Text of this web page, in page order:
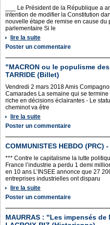
___ Le Président de la République a
intention de modifier la Constitution
nouvelle étape de remise en cause du
parlementaire Si le
lire la suite
Poster un commentaire
"MACRON ou le populisme
TARRIDE (Billet)
Vendredi 2 mars 2018 Amis
Camarades La semaine qui se termine
riche en décisions éclairantes - Le
cheminot va être
lire la suite
Poster un commentaire
COMMUNISTES HEBDO (PRC)
*** Contre le capitalisme la lutte
France l’industrie a perdu 1 demi
en 10 ans L’INSEE annonce que 27
entreprises industriel­les ont disparu
lire la suite
Poster un commentaire
MAURRAS : "Les impensés de